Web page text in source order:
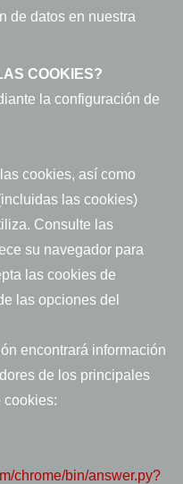
de datos en nuestra
COOKIES?
la configuración de
cookies, así como
las cookies)
Consulte las
su navegador para
las cookies de
las opciones del
encontrará información
de los principales
cookies:
chrome/bin/answer.py?